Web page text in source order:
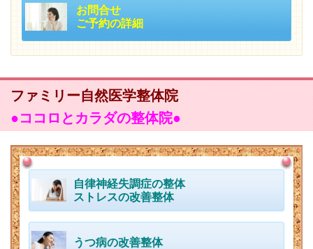
お問合せ
ご予約の詳細
ファミリー自然医学整体院
●ココロとカラダの整体院●
自律神経失調症の整体
ストレスの改善整体
うつ病の改善整体